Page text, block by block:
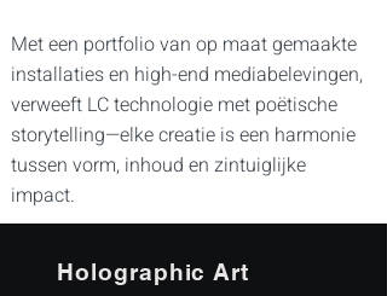
Met een portfolio van op maat gemaakte
installaties en high-end mediabelevingen,
verweeft LC technologie met poëtische
storytelling—elke creatie is een harmonie
tussen vorm, inhoud en zintuiglijke
impact.
Holographic Art